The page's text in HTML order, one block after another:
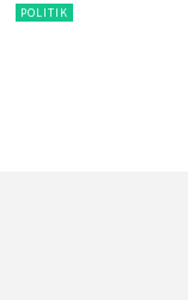
POLITIK